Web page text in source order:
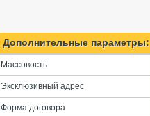
Дополнительные параметры:
Массовость
Эксклюзивный адрес
Форма договора